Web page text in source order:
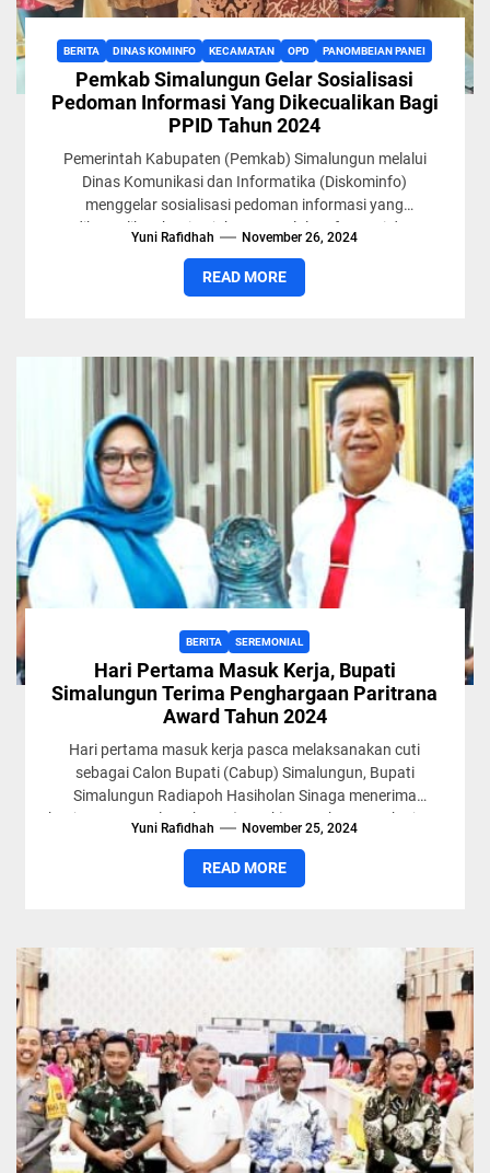
BERITA DINAS KOMINFO KECAMATAN OPD PANOMBEIAN PANEI
Pemkab Simalungun Gelar Sosialisasi
Pedoman Informasi Yang Dikecualikan Bagi
PPID Tahun 2024
Pemerintah Kabupaten (Pemkab) Simalungun melalui
Dinas Komunikasi dan Informatika (Diskominfo)
menggelar sosialisasi pedoman informasi yang
dikecualikan bagi Pejabat Pengelola Informasi dan
Yuni Rafidhah November 26, 2024
READ MORE
BERITA SEREMONIAL
Hari Pertama Masuk Kerja, Bupati
Simalungun Terima Penghargaan Paritrana
Award Tahun 2024
Hari pertama masuk kerja pasca melaksanakan cuti
sebagai Calon Bupati (Cabup) Simalungun, Bupati
Simalungun Radiapoh Hasiholan Sinaga menerima
kunjungan Kepala Cabang (Kacab) BPJS ketenagakerjaan
Yuni Rafidhah November 25, 2024
READ MORE